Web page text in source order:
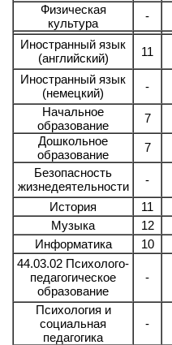
Физическая
культура
-
Иностранный язык
(английский)
11
Иностранный язык
(немецкий)
-
Начальное
образование
7
Дошкольное
образование
7
Безопасность
жизнедеятельности
-
История
11
Музыка
12
Информатика
10
44.03.02 Психолого-
педагогическое
образование
-
Психология и
социальная
педагогика
-